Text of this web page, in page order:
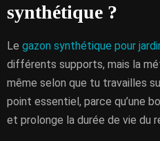
synthétique ?
Le gazon synthétique pour
différents supports, mais la
même selon que tu travailles
point essentiel, parce qu’une
et prolonge la durée de vie du